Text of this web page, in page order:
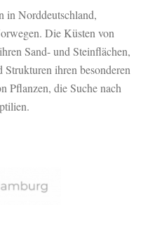
in Norddeutschland,
Die Küsten von
Sand- und Steinflächen,
ihren besonderen
Pflanzen, die Suche nach